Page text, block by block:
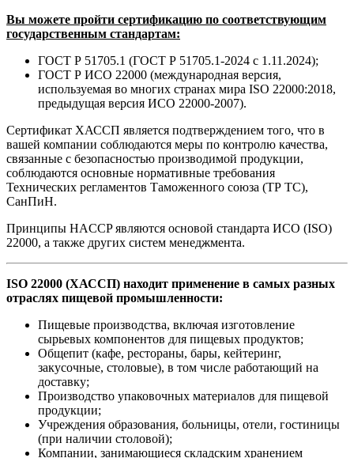
Вы можете пройти сертификацию по соответствующим
государственным стандартам:
ГОСТ Р 51705.1 (ГОСТ Р 51705.1-2024 с 1.11.2024);
ГОСТ Р ИСО 22000 (международная версия,
используемая во многих странах мира ISO 22000:2018,
предыдущая версия ИСО 22000-2007).
Сертификат ХАССП является подтверждением того, что в
вашей компании соблюдаются меры по контролю качества,
связанные с безопасностью производимой продукции,
соблюдаются основные нормативные требования
Технических регламентов Таможенного союза (ТР ТС),
СанПиН.
Принципы HACCP являются основой стандарта ИСО (ISO)
22000, а также других систем менеджмента.
ISO 22000 (ХАССП) находит применение в самых разных
отраслях пищевой промышленности:
Пищевые производства, включая изготовление
сырьевых компонентов для пищевых продуктов;
Общепит (кафе, рестораны, бары, кейтеринг,
закусочные, столовые), в том числе работающий на
доставку;
Производство упаковочных материалов для пищевой
продукции;
Учреждения образования, больницы, отели, гостиницы
(при наличии столовой);
Компании, занимающиеся складским хранением